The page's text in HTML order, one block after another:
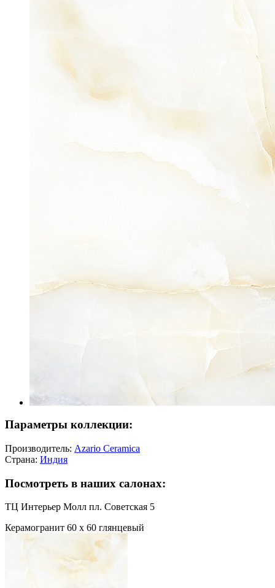
Параметры коллекции:
Производитель: Azario Ceramica
Страна: Индия
Посмотреть в наших салонах:
ТЦ Интерьер Молл пл. Советская 5
Керамогранит 60 х 60 глянцевый